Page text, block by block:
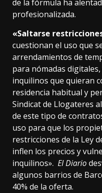
de la fórmula ha
profesionalizada.
«Saltarse
cuestionan el uso que
arrendamientos de
para nómadas
inquilinos que quieran
residencia habitual y
Sindicat de Llogateres
de este tipo de
uso para que los
restricciones de la Ley
inflen los precios y
inquilinos». El Diario
algunos barrios de
40% de la oferta.